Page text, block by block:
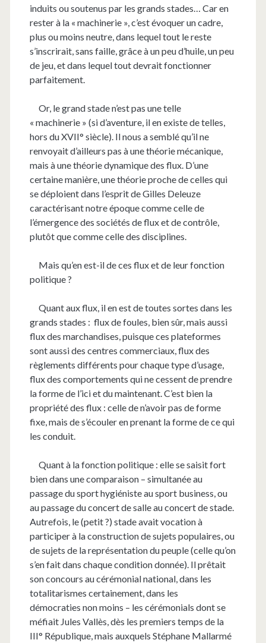
induits ou soutenus par les grands stades… Car en
rester à la « machinerie », c’est évoquer un cadre,
plus ou moins neutre, dans lequel tout le reste
s’inscrirait, sans faille, grâce à un peu d’huile, un peu
de jeu, et dans lequel tout devrait fonctionner
parfaitement.
Or, le grand stade n’est pas une telle
« machinerie » (si d’aventure, il en existe de telles,
hors du XVII° siècle). Il nous a semblé qu’il ne
renvoyait d’ailleurs pas à une théorie mécanique,
mais à une théorie dynamique des flux. D’une
certaine manière, une théorie proche de celles qui
se déploient dans l’esprit de Gilles Deleuze
caractérisant notre époque comme celle de
l’émergence des sociétés de flux et de contrôle,
plutôt que comme celle des disciplines.
Mais qu’en est-il de ces flux et de leur fonction
politique ?
Quant aux flux, il en est de toutes sortes dans les
grands stades : flux de foules, bien sûr, mais aussi
flux des marchandises, puisque ces plateformes
sont aussi des centres commerciaux, flux des
règlements différents pour chaque type d’usage,
flux des comportements qui ne cessent de prendre
la forme de l’ici et du maintenant. C’est bien la
propriété des flux : celle de n’avoir pas de forme
fixe, mais de s’écouler en prenant la forme de ce qui
les conduit.
Quant à la fonction politique : elle se saisit fort
bien dans une comparaison – simultanée au
passage du sport hygiéniste au sport business, ou
au passage du concert de salle au concert de stade.
Autrefois, le (petit ?) stade avait vocation à
participer à la construction de sujets populaires, ou
de sujets de la représentation du peuple (celle qu’on
s’en fait dans chaque condition donnée). Il prêtait
son concours au cérémonial national, dans les
totalitarismes certainement, dans les
démocraties non moins – les cérémonials dont se
méfiait Jules Vallès, dès les premiers temps de la
III° République, mais auxquels Stéphane Mallarmé